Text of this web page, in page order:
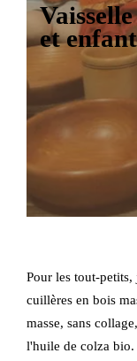
et enfant
Pour les tout-petits,
cuillères en bois
masse, sans
l'huile de colza bio.